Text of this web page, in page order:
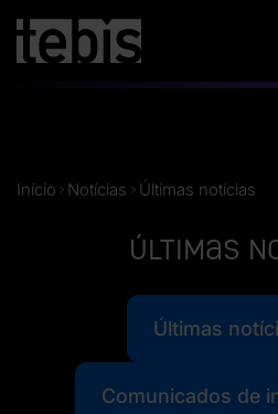
Início Notícias Últimas notícias
Últimas
Últimas
Comunicados de